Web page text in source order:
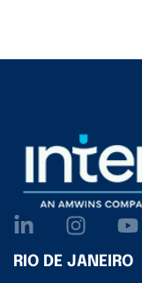
RIO DE JANEIRO